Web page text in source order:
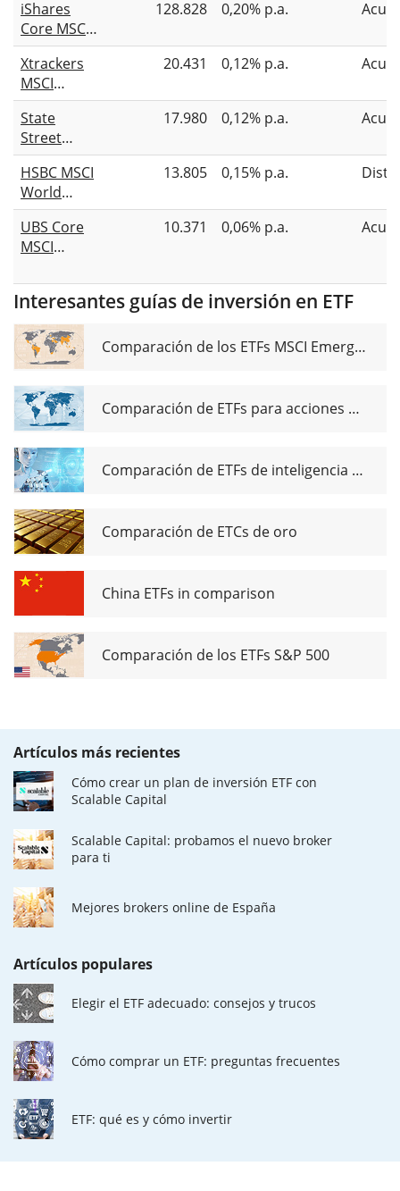
iShares
Core MSCI
World
UCITS ETF
USD (Acc)
128.828 0,20% p.a.
Xtrackers
MSCI
World
UCITS ETF
1C
20.431 0,12% p.a.
State
Street
SPDR MSCI
World
UCITS ETF
USD
Unhedged
17.980 0,12% p.a.
HSBC MSCI
World
UCITS ETF
USD
13.805 0,15% p.a.
UBS Core
MSCI
UCITS ETF
USD acc
10.371 0,06% p.a.
Interesantes guías de inversión en ETF
Comparación de los ETFs MSCI Emerging Markets
Comparación de ETFs para acciones de dividendos globales
Comparación de ETFs de inteligencia artificial
Comparación de ETCs de oro
China ETFs in comparison
Comparación de los ETFs S&P 500
Artículos más recientes
Cómo crear un plan de inversión ETF con
Scalable Capital
Scalable Capital: probamos el nuevo broker
para ti
Mejores brokers online de España
Artículos populares
Elegir el ETF adecuado: consejos y trucos
Cómo comprar un ETF: preguntas frecuentes
ETF: qué es y cómo invertir